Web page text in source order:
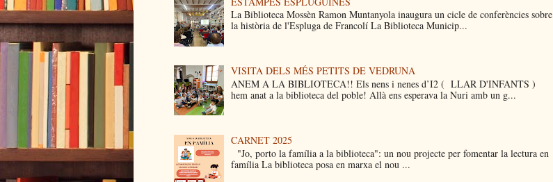
La Biblioteca Mossèn Ramon Muntanyola inaugura un cicle de conferències sobre
la història de l'Espluga de Francolí La Biblioteca Municip...
VISITA DELS MÉS PETITS DE VEDRUNA
ANEM A LA BIBLIOTECA!! Els nens i nenes d’I2 ( LLAR D'INFANTS )
hem anat a la biblioteca del poble! Allà ens esperava la Nuri amb un g...
CARNET 2025
"Jo, porto la família a la biblioteca": un nou projecte per fomentar la lectura en
família La biblioteca posa en marxa el nou ...